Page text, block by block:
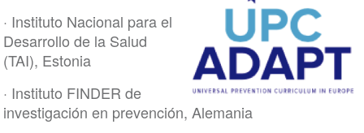
· Instituto Nacional para el
Desarrollo de la Salud
(TAI), Estonia
· Instituto FINDER de
investigación en prevención, Alemania